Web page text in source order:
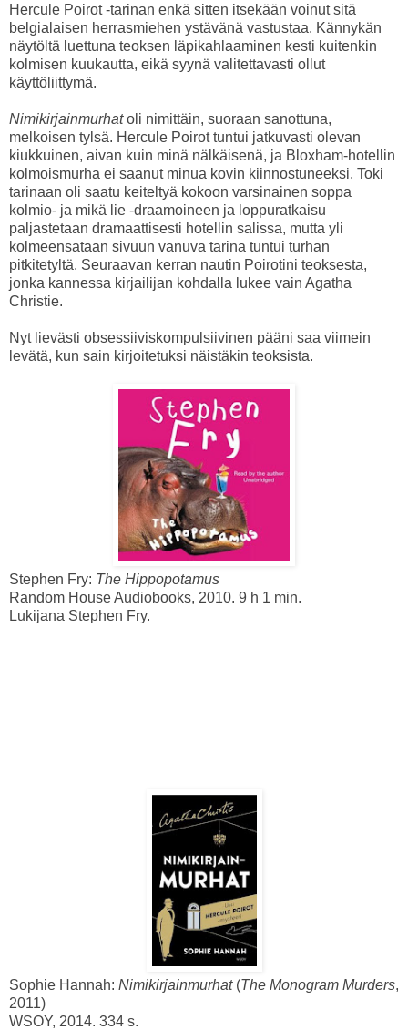
Hercule Poirot -tarinan enkä sitten itsekään voinut sitä
belgialaisen herrasmiehen ystävänä vastustaa. Kännykän
näytöltä luettuna teoksen läpikahlaaminen kesti kuitenkin
kolmisen kuukautta, eikä syynä valitettavasti ollut
käyttöliittymä.
Nimikirjainmurhatoli nimittäin, suoraan sanottuna,
melkoisen tylsä. Hercule Poirot tuntui jatkuvasti olevan
kiukkuinen, aivan kuin minä nälkäisenä, ja Bloxham-hotellin
kolmoismurha ei saanut minua kovin kiinnostuneeksi. Toki
tarinaan oli saatu keiteltyä kokoon varsinainen soppa
kolmio- ja mikä lie -draamoineen ja loppuratkaisu
paljastetaan dramaattisesti hotellin salissa, mutta yli
kolmeensataan sivuun vanuva tarina tuntui turhan
pitkitetyltä. Seuraavan kerran nautin Poirotini teoksesta,
jonka kannessa kirjailijan kohdalla lukee vain Agatha
Christie.
Nyt lievästi obsessiiviskompulsiivinen pääni saa viimein
levätä, kun sain kirjoitetuksi näistäkin teoksista.
Stephen Fry: The Hippopotamus
Random House Audiobooks, 2010. 9 h 1 min.
Lukijana Stephen Fry.
Sophie Hannah: Nimikirjainmurhat(The Monogram Murders,
2011)
WSOY, 2014. 334 s.